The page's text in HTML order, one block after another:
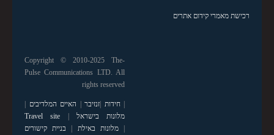
רכישת מאמרי קידום אתרים
Copyright © 2010-2025 The-
Pulse Communications LTD. All
rights reserved
|חידות |זנזיבר | האיים המלדיבים |
מלונות בישראל |
Travel site
|מלונות באילת | בניית קישורים